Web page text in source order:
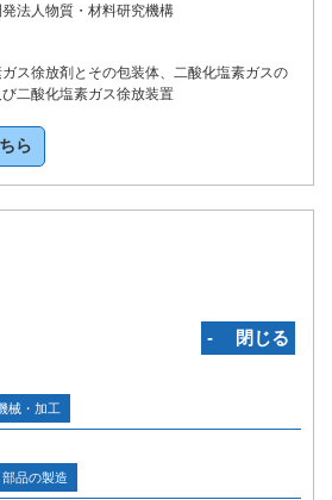
発法人物質・材料研究機構
ス徐放剤とその包装体、二酸化塩素ガスの
二酸化塩素ガス徐放装置
ら
‐ 閉じる
械・加工
品の製造